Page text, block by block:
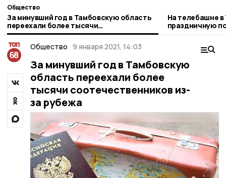
Общество
За минувший год в Тамбовскую область
переехали более тысячи
соотечественников из-за рубежа
На телебашне
праздничную
РТРС
Общество 9 января 2021, 14:03
За минувший год в Тамбовскую
область переехали более
тысячи соотечественников из-
за рубежа